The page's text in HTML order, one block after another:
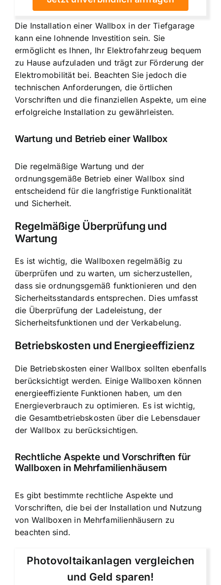
Die Installation einer Wallbox in der Tiefgarage
kann eine lohnende Investition sein. Sie
ermöglicht es Ihnen, Ihr Elektrofahrzeug bequem
zu Hause aufzuladen und trägt zur Förderung der
Elektromobilität bei. Beachten Sie jedoch die
technischen Anforderungen, die örtlichen
Vorschriften und die finanziellen Aspekte, um eine
erfolgreiche Installation zu gewährleisten.
Wartung und Betrieb einer Wallbox
Die regelmäßige Wartung und der
ordnungsgemäße Betrieb einer Wallbox sind
entscheidend für die langfristige Funktionalität
und Sicherheit.
Regelmäßige Überprüfung und
Wartung
Es ist wichtig, die Wallboxen regelmäßig zu
überprüfen und zu warten, um sicherzustellen,
dass sie ordnungsgemäß funktionieren und den
Sicherheitsstandards entsprechen. Dies umfasst
die Überprüfung der Ladeleistung, der
Sicherheitsfunktionen und der Verkabelung.
Betriebskosten und Energieeffizienz
Die Betriebskosten einer Wallbox sollten ebenfalls
berücksichtigt werden. Einige Wallboxen können
energieeffiziente Funktionen haben, um den
Energieverbrauch zu optimieren. Es ist wichtig,
die Gesamtbetriebskosten über die Lebensdauer
der Wallbox zu berücksichtigen.
Rechtliche Aspekte und Vorschriften für
Wallboxen in Mehrfamilienhäusern
Es gibt bestimmte rechtliche Aspekte und
Vorschriften, die bei der Installation und Nutzung
von Wallboxen in Mehrfamilienhäusern zu
beachten sind.
Photovoltaikanlagen vergleichen
und Geld sparen!